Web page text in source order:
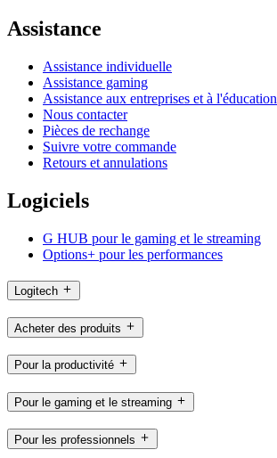
Assistance
Assistance individuelle
Assistance gaming
Assistance aux entreprises et à l'éducation
Nous contacter
Pièces de rechange
Suivre votre commande
Retours et annulations
Logiciels
G HUB pour le gaming et le streaming
Options+ pour les performances
Logitech
Acheter des produits
Pour la productivité
Pour le gaming et le streaming
Pour les professionnels